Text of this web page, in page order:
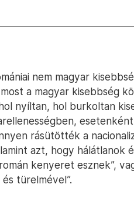
nem magyar
a magyar kisebbség
nyíltan, hol burkoltan
rásütötték a
azt, hogy hálátlanok
kenyeret esznek”,
türelmével”.